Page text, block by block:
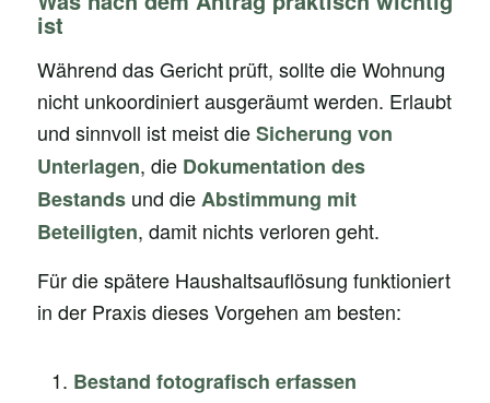
ist
Während das Gericht prüft, sollte die Wohnung
nicht unkoordiniert ausgeräumt werden. Erlaubt
und sinnvoll ist meist dieSicherung von
Unterlagen, die Dokumentation des
Bestandsund dieAbstimmung mit
Beteiligten, damit nichts verloren geht.
Für die spätere Haushaltsauflösung funktioniert
in der Praxis dieses Vorgehen am besten:
Bestand fotografisch erfassen